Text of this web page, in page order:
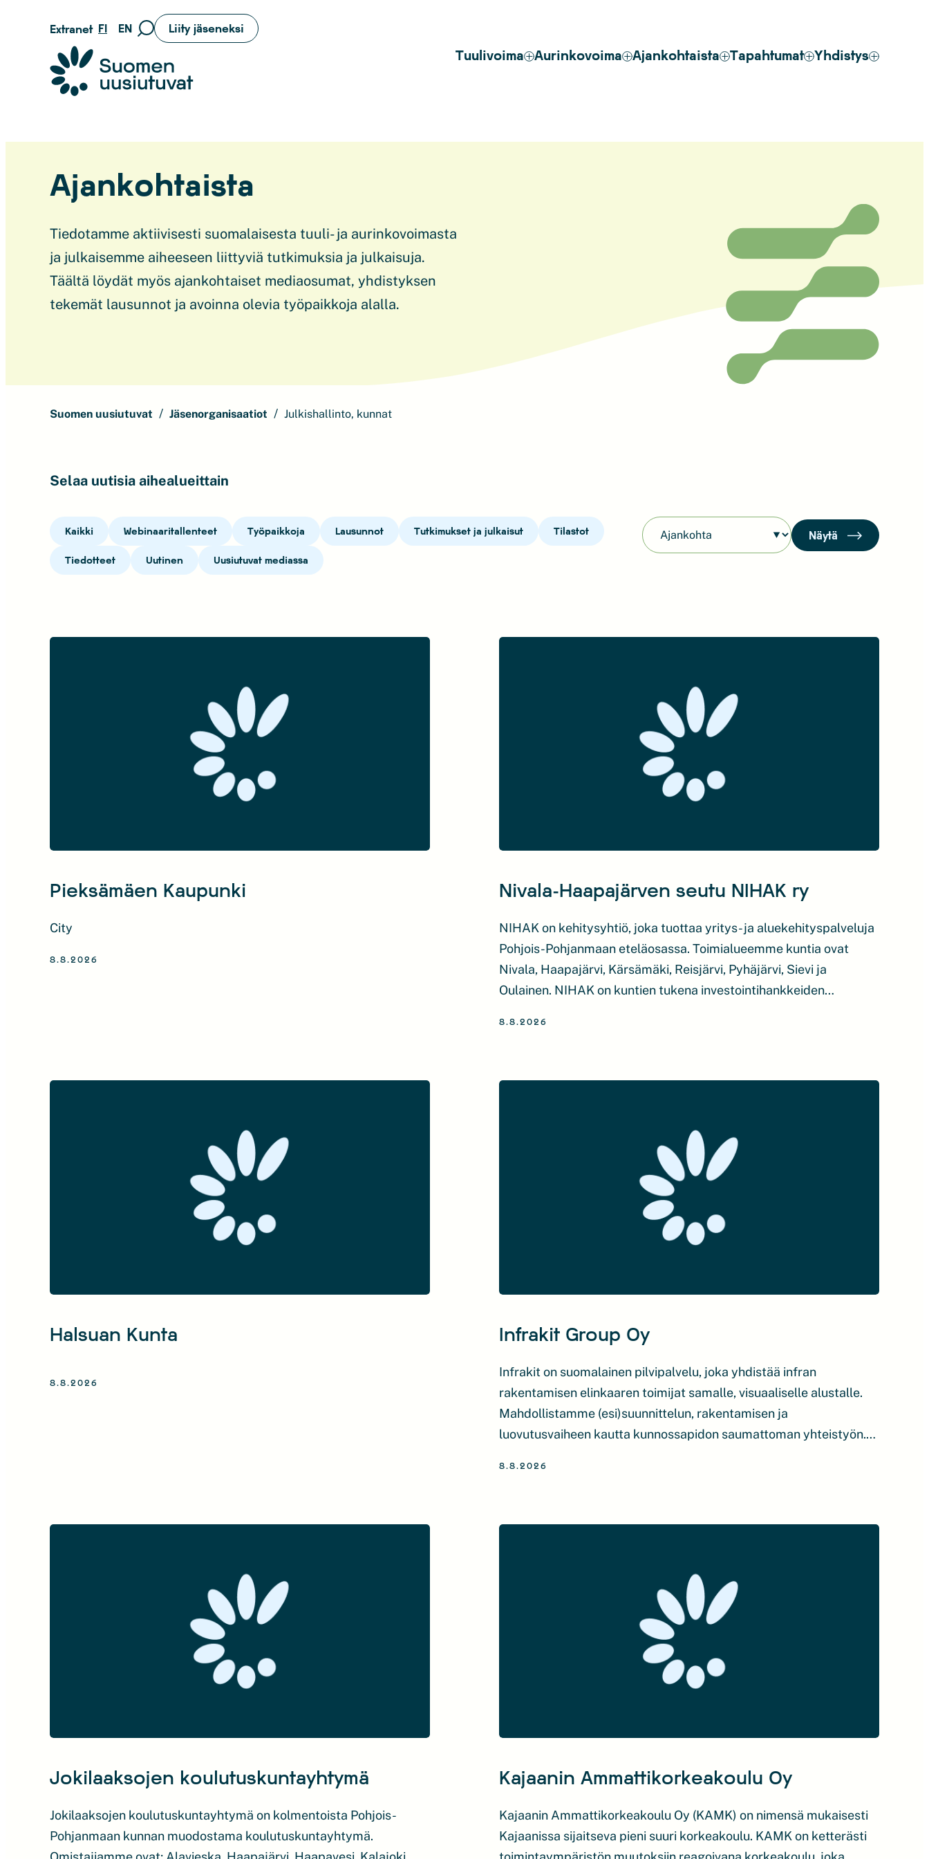
sisältöön
Extranet FI EN
Siirry
Liity jäseneksi
Suomen uusiutuvat ry
Tuulivoima Aurinkovoima Ajankohtaista Tapahtumat Yhdistys
Ajankohtaista
Tiedotamme aktiivisesti suomalaisesta tuuli- ja aurinkovoimasta
ja julkaisemme aiheeseen liittyviä tutkimuksia ja julkaisuja.
Täältä löydät myös ajankohtaiset mediaosumat, yhdistyksen
tekemät lausunnot ja avoinna olevia työpaikkoja alalla.
Suomen uusiutuvat Jäsenorganisaatiot Julkishallinto, kunnat
Selaa uutisia aihealueittain
Kaikki Webinaaritallenteet Työpaikkoja Lausunnot Tutkimukset ja julkaisut Tilastot
Tiedotteet Uutinen Uusiutuvat mediassa
Näytä
Pieksämäen Kaupunki
City
8.8.2026
Nivala-Haapajärven seutu NIHAK ry
NIHAK on kehitysyhtiö, joka tuottaa yritys- ja aluekehityspalveluja
Pohjois-Pohjanmaan eteläosassa. Toimialueemme kuntia ovat
Nivala, Haapajärvi, Kärsämäki, Reisjärvi, Pyhäjärvi, Sievi ja
Oulainen. NIHAK on kuntien tukena investointihankkeiden
8.8.2026
Halsuan Kunta
8.8.2026
Infrakit Group Oy
Infrakit on suomalainen pilvipalvelu, joka yhdistää infran
rakentamisen elinkaaren toimijat samalle, visuaaliselle alustalle.
Mahdollistamme (esi)suunnittelun, rakentamisen ja
luovutusvaiheen kautta kunnossapidon saumattoman yhteistyön.
8.8.2026
Jokilaaksojen koulutuskuntayhtymä
Jokilaaksojen koulutuskuntayhtymä on kolmentoista Pohjois-
Pohjanmaan kunnan muodostama koulutuskuntayhtymä.
Kajaanin Ammattikorkeakoulu Oy
Kajaanin Ammattikorkeakoulu Oy (KAMK) on nimensä mukaisesti
Kajaanissa sijaitseva pieni suuri korkeakoulu. KAMK on ketterästi